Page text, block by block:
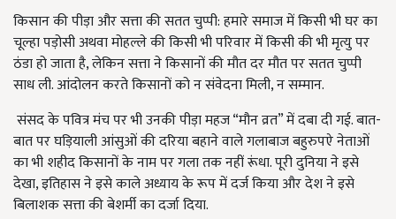
किसान की पीड़ा और सत्ता की सतत चुप्पी: हमारे समाज में किसी भी घर का
चूल्हा पड़ोसी अथवा मोहल्ले की किसी भी परिवार में किसी की भी मृत्यु पर
ठंडा हो जाता है, लेकिन सत्ता ने किसानों की मौत दर मौत पर सतत चुप्पी
साध ली. आंदोलन करते किसानों को न संवेदना मिली, न सम्मान.
संसद के पवित्र मंच पर भी उनकी पीड़ा महज “मौन व्रत” में दबा दी गई. बात-
बात पर घड़ियाली आंसुओं की दरिया बहाने वाले गलाबाज बहुरुपऐ नेताओं
का भी शहीद किसानों के नाम पर गला तक नहीं रूंधा. पूरी दुनिया ने इसे
देखा, इतिहास ने इसे काले अध्याय के रूप में दर्ज किया और देश ने इसे
बिलाशक सत्ता की बेशर्मी का दर्जा दिया.